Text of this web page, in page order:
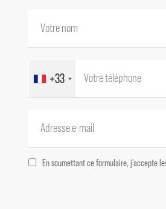
+33
En soumettant ce formulaire, j'accepte